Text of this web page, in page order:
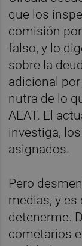
que los
comisión
falso, y lo
sobre la
adicional
nutra de lo
AEAT. El
investiga,
asignados.
Pero
medias, y
detenerme.
cometarios